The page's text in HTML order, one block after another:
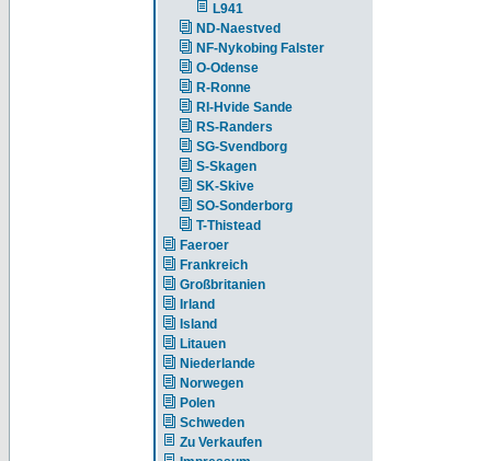
L941
ND-Naestved
NF-Nykobing Falster
O-Odense
R-Ronne
RI-Hvide Sande
RS-Randers
SG-Svendborg
S-Skagen
SK-Skive
SO-Sonderborg
T-Thistead
Faeroer
Frankreich
Großbritanien
Irland
Island
Litauen
Niederlande
Norwegen
Polen
Schweden
Zu Verkaufen